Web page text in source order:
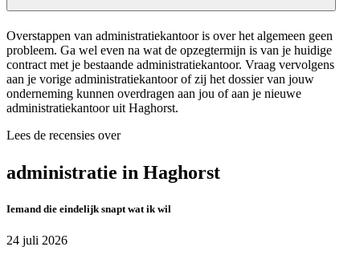
Overstappen van administratiekantoor is over het algemeen geen
probleem. Ga wel even na wat de opzegtermijn is van je huidige
contract met je bestaande administratiekantoor. Vraag vervolgens
aan je vorige administratiekantoor of zij het dossier van jouw
onderneming kunnen overdragen aan jou of aan je nieuwe
administratiekantoor uit Haghorst.
Lees de recensies over
administratie in Haghorst
Iemand die eindelijk snapt wat ik wil
24 juli 2026